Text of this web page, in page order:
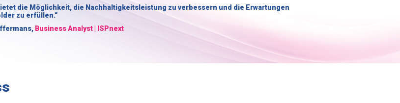
die Möglichkeit, die Nachhaltigkeitsleistung zu verbessern und die Erwartungen
zu erfüllen.“
Business Analyst | ISPnext